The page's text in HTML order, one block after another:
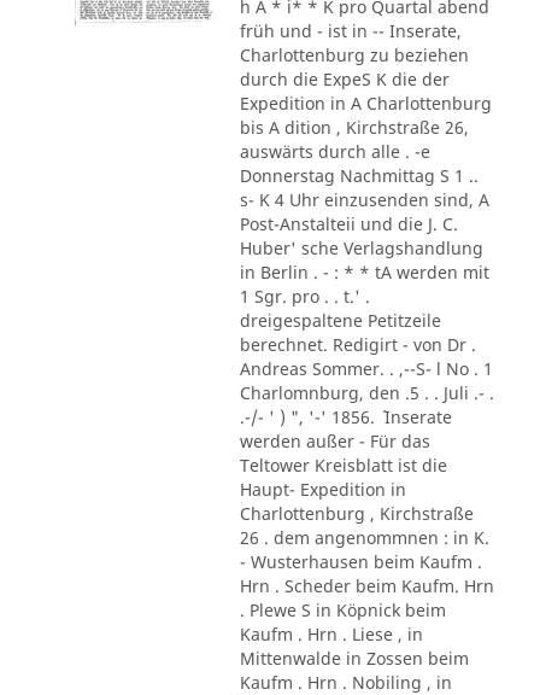
h A * i* * K pro Quartal abend
früh und - ist in -- Inserate,
Charlottenburg zu beziehen
durch die ExpeS K die der
Expedition in A Charlottenburg
bis A dition , Kirchstraße 26,
auswärts durch alle . -e
Donnerstag Nachmittag S 1 ..
s- K 4 Uhr einzusenden sind, A
Post-Anstalteii und die J. C.
Huber' sche Verlagshandlung
in Berlin . - : * * tA werden mit
1 Sgr. pro . . t.' .
dreigespaltene Petitzeile
berechnet. Redigirt - von Dr .
Andreas Sommer. . ,--S- l No . 1
Charlomnburg, den .5 . . Juli .- .
.-/- ' ) ", '-' 1856. ´ Inserate
werden außer - Für das
Teltower Kreisblatt ist die
Haupt- Expedition in
Charlottenburg , Kirchstraße
26 . dem angenommnen : in K.
- Wusterhausen beim Kaufm .
Hrn . Scheder beim Kaufm. Hrn
. Plewe S in Köpnick beim
Kaufm . Hrn . Liese , in
Mittenwalde in Zossen beim
Kaufm . Hrn . Nobiling , in